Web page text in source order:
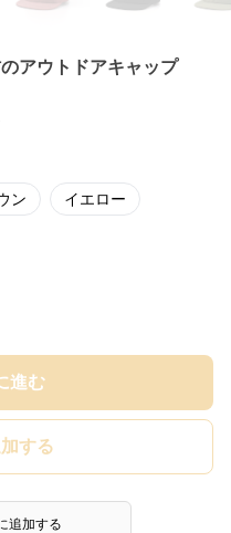
アウトドアキャップ
ン イエロー
進む
する
追加する